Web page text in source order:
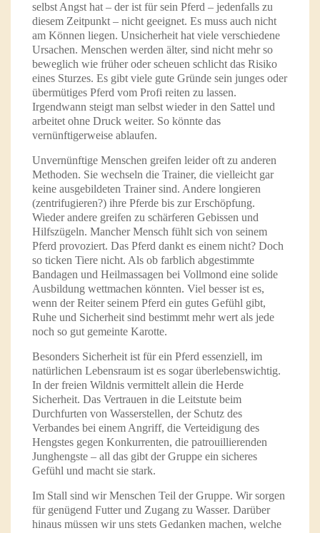
selbst Angst hat – der ist für sein Pferd – jedenfalls zu
diesem Zeitpunkt – nicht geeignet. Es muss auch nicht
am Können liegen. Unsicherheit hat viele verschiedene
Ursachen. Menschen werden älter, sind nicht mehr so
beweglich wie früher oder scheuen schlicht das Risiko
eines Sturzes. Es gibt viele gute Gründe sein junges oder
übermütiges Pferd vom Profi reiten zu lassen.
Irgendwann steigt man selbst wieder in den Sattel und
arbeitet ohne Druck weiter. So könnte das
vernünftigerweise ablaufen.
Unvernünftige Menschen greifen leider oft zu anderen
Methoden. Sie wechseln die Trainer, die vielleicht gar
keine ausgebildeten Trainer sind. Andere longieren
(zentrifugieren?) ihre Pferde bis zur Erschöpfung.
Wieder andere greifen zu schärferen Gebissen und
Hilfszügeln. Mancher Mensch fühlt sich von seinem
Pferd provoziert. Das Pferd dankt es einem nicht? Doch
so ticken Tiere nicht. Als ob farblich abgestimmte
Bandagen und Heilmassagen bei Vollmond eine solide
Ausbildung wettmachen könnten. Viel besser ist es,
wenn der Reiter seinem Pferd ein gutes Gefühl gibt,
Ruhe und Sicherheit sind bestimmt mehr wert als jede
noch so gut gemeinte Karotte.
Besonders Sicherheit ist für ein Pferd essenziell, im
natürlichen Lebensraum ist es sogar überlebenswichtig.
In der freien Wildnis vermittelt allein die Herde
Sicherheit. Das Vertrauen in die Leitstute beim
Durchfurten von Wasserstellen, der Schutz des
Verbandes bei einem Angriff, die Verteidigung des
Hengstes gegen Konkurrenten, die patrouillierenden
Junghengste – all das gibt der Gruppe ein sicheres
Gefühl und macht sie stark.
Im Stall sind wir Menschen Teil der Gruppe. Wir sorgen
für genügend Futter und Zugang zu Wasser. Darüber
hinaus müssen wir uns stets Gedanken machen, welche